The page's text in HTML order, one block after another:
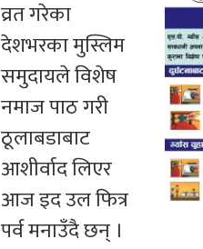
व्रत गरेका
देशभरका मुस्लिम
समुदायले विशेष
नमाज पाठ गरी
ठूलाबडाबाट
आशीर्वाद लिएर
आज इद उल फित्र
पर्व मनाउँदै छन् ।